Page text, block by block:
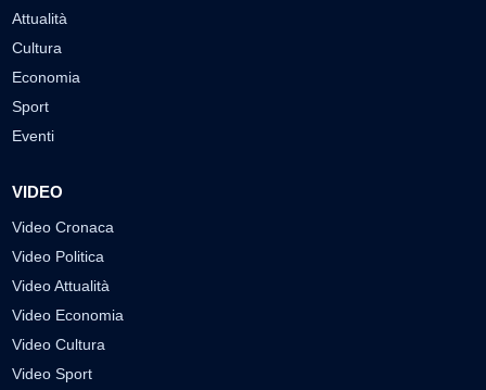
Attualità
Cultura
Economia
Sport
Eventi
VIDEO
Video Cronaca
Video Politica
Video Attualità
Video Economia
Video Cultura
Video Sport